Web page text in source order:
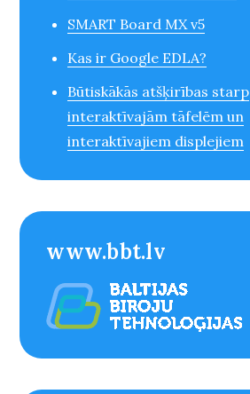
SMART Board MX v5
Kas ir Google EDLA?
Būtiskākās atšķirības starp
interaktīvajām tāfelēm un
interaktīvajiem displejiem
www.bbt.lv